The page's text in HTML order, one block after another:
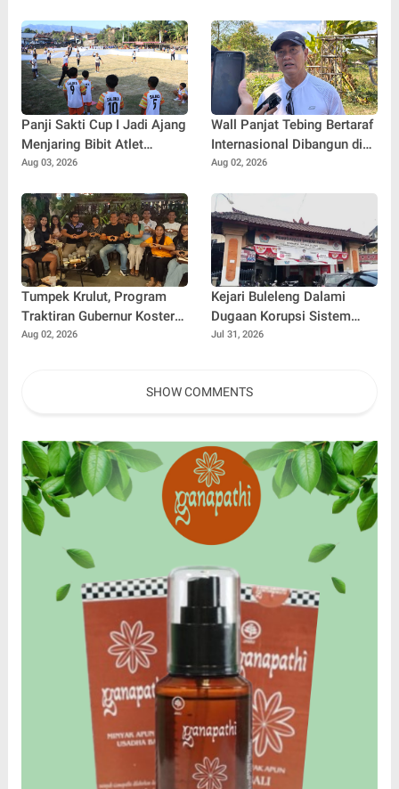
Stabil
Panji Sakti Cup I Jadi Ajang
Menjaring Bibit Atlet
Baseball Muda Buleleng
Aug 03, 2026
Wall Panjat Tebing Bertaraf
Internasional Dibangun di
Buleleng, Dukung Sport
Aug 02, 2026
Tumpek Krulut, Program
Traktiran Gubernur Koster
Dongkrak Omzet UMKM
Aug 02, 2026
Kejari Buleleng Dalami
Dugaan Korupsi Sistem
Elektronik Perumda Pasar,
Jul 31, 2026
SHOW COMMENTS